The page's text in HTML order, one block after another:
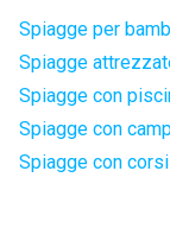
Spiagge per
Spiagge
Spiagge con
Spiagge con
Spiagge con